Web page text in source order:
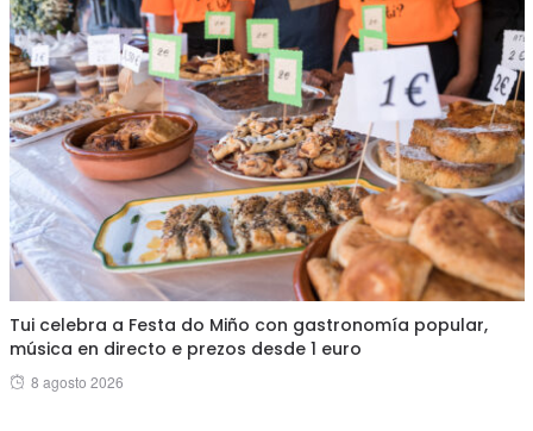
Tui celebra a Festa do Miño con gastronomía popular,
música en directo e prezos desde 1 euro
Posted
8 agosto 2026